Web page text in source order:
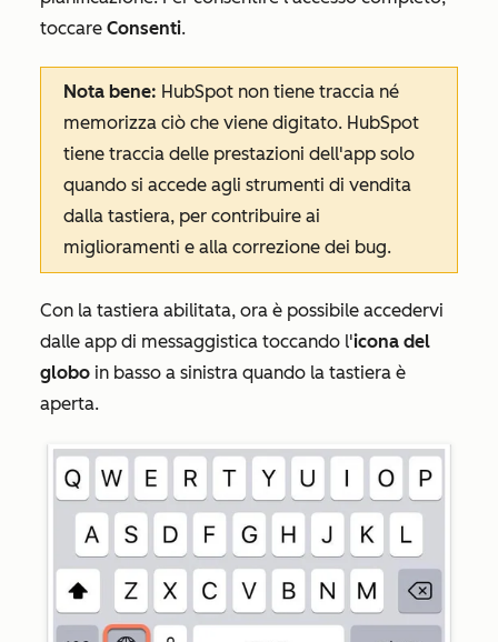
toccare Consenti.
Nota bene: HubSpot non tiene traccia né
memorizza ciò che viene digitato. HubSpot
tiene traccia delle prestazioni dell'app solo
quando si accede agli strumenti di vendita
dalla tastiera, per contribuire ai
miglioramenti e alla correzione dei bug.
Con la tastiera abilitata, ora è possibile accedervi
dalle app di messaggistica toccando l'icona del
globo in basso a sinistra quando la tastiera è
aperta.